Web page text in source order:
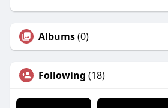
Albums(0)
Following (18)